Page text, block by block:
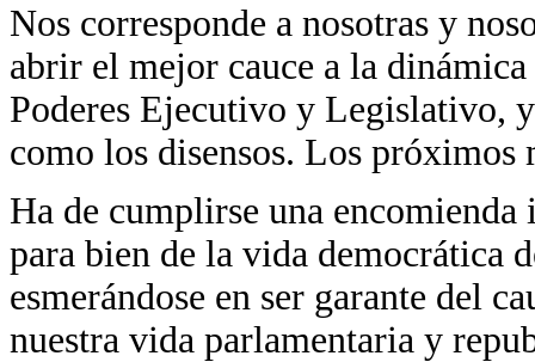
Nos corresponde a nosotras y
abrir el mejor cauce a la
Poderes Ejecutivo y Legislativo,
como los disensos. Los próximos
Ha de cumplirse una
para bien de la vida democrática
esmerándose en ser garante del
nuestra vida parlamentaria y